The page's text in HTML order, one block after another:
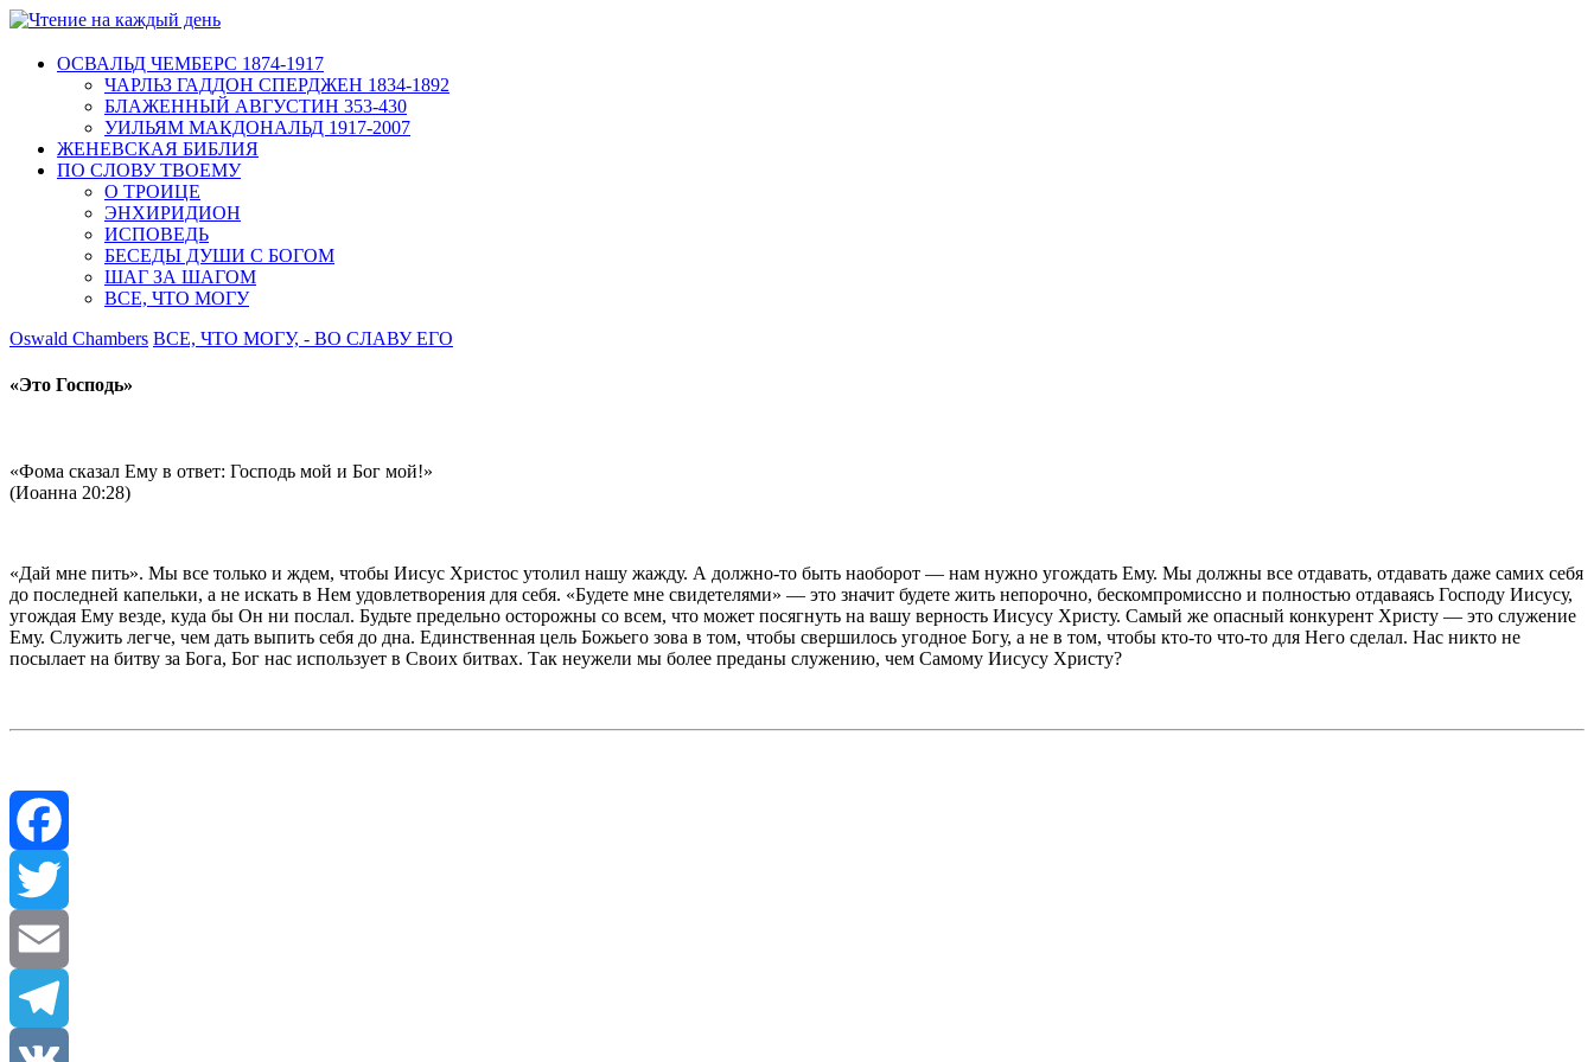
ОСВАЛЬД ЧЕМБЕРС 1874-1917
ЧАРЛЬЗ ГАДДОН СПЕРДЖЕН 1834-1892
БЛАЖЕННЫЙ АВГУСТИН 353-430
УИЛЬЯМ МАКДОНАЛЬД 1917-2007
ЖЕНЕВСКАЯ БИБЛИЯ
ПО СЛОВУ ТВОЕМУ
О ТРОИЦЕ
ЭНХИРИДИОН
ИСПОВЕДЬ
БЕСЕДЫ ДУШИ С БОГОМ
ШАГ ЗА ШАГОМ
ВСЕ, ЧТО МОГУ
Oswald Chambers ВСЕ, ЧТО МОГУ, - ВО СЛАВУ ЕГО
«Это Господь»
«Фома сказал Ему в ответ: Господь мой и Бог мой!»
(Иоанна 20:28)
«Дай мне пить». Мы все только и ждем, чтобы Иисус Христос утолил нашу жажду. А должно-то быть наоборот — нам нужно угождать Ему. Мы должны все отдавать, отдавать даже самих себя
до последней капельки, а не искать в Нем удовлетворения для себя. «Будете мне свидетелями» — это значит будете жить непорочно, бескомпромиссно и полностью отдаваясь Господу Иисусу,
угождая Ему везде, куда бы Он ни послал. Будьте предельно осторожны со всем, что может посягнуть на вашу верность Иисусу Христу. Самый же опасный конкурент Христу — это служение
Ему. Служить легче, чем дать выпить себя до дна. Единственная цель Божьего зова в том, чтобы свершилось угодное Богу, а не в том, чтобы кто-то что-то для Него сделал. Нас никто не
посылает на битву за Бога, Бог нас использует в Своих битвах. Так неужели мы более преданы служению, чем Самому Иисусу Христу?
Facebook
Twitter
Email
Telegram